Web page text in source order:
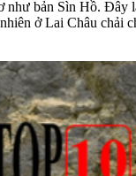
như bản Sìn Hồ. Đây
ở Lai Châu chải